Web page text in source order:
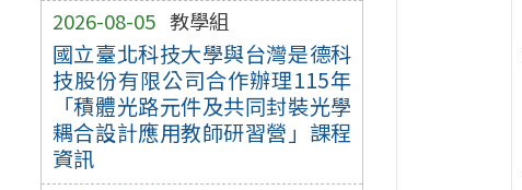
2026-08-05 教學組
國立臺北科技大學與台灣是德科
技股份有限公司合作辦理115年
「積體光路元件及共同封裝光學
耦合設計應用教師研習營」課程
資訊